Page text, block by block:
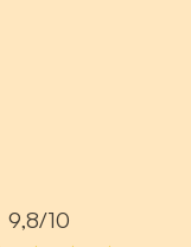
9,8/10